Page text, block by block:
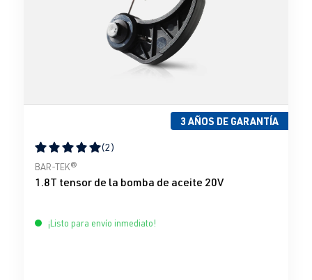
3 AÑOS DE GARANTÍA
Calificación promedio de 5 de 5 estrellas
(2)
BAR-TEK®
1.8T tensor de la bomba de aceite 20V
¡Listo para envío inmediato!